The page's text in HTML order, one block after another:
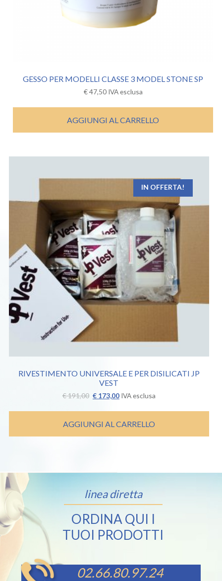
GESSO PER MODELLI CLASSE 3 MODEL STONE SP
€47,50 IVA esclusa
AGGIUNGI AL CARRELLO
IN OFFERTA!
RIVESTIMENTO UNIVERSALE E PER DISILICATI JP
VEST
€191,00 Il
originale
era:
€ 191,00.
€173,00Il
attuale
è:
€ 173,00.
IVA esclusa
AGGIUNGI AL CARRELLO
linea diretta
ORDINA QUI I
TUOI PRODOTTI
02.66.80.97.24